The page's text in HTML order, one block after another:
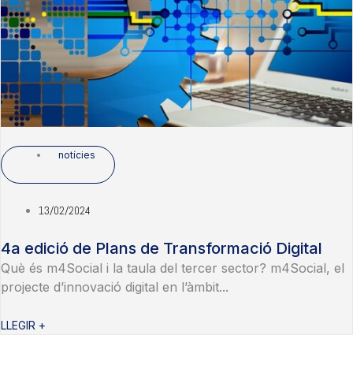
notícies
13/02/2024
4a edició de Plans de Transformació Digital
Què és m4Social i la taula del tercer sector? m4Social, el
projecte d’innovació digital en l’àmbit...
LLEGIR +